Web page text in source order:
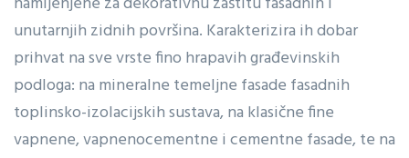
unutarnjih zidnih površina. Karakterizira ih dobar
prihvat na sve vrste fino hrapavih građevinskih
podloga: na mineralne temeljne fasade fasadnih
toplinsko-izolacijskih sustava, na klasične fine
vapnene, vapnenocementne i cementne fasade, te na